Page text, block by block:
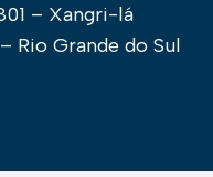
– Xangri-lá
Rio Grande do Sul